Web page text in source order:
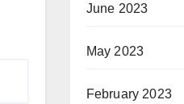
June 2023
May 2023
February 2023